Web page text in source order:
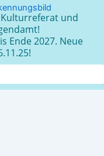
und
Ende 2027. Neue